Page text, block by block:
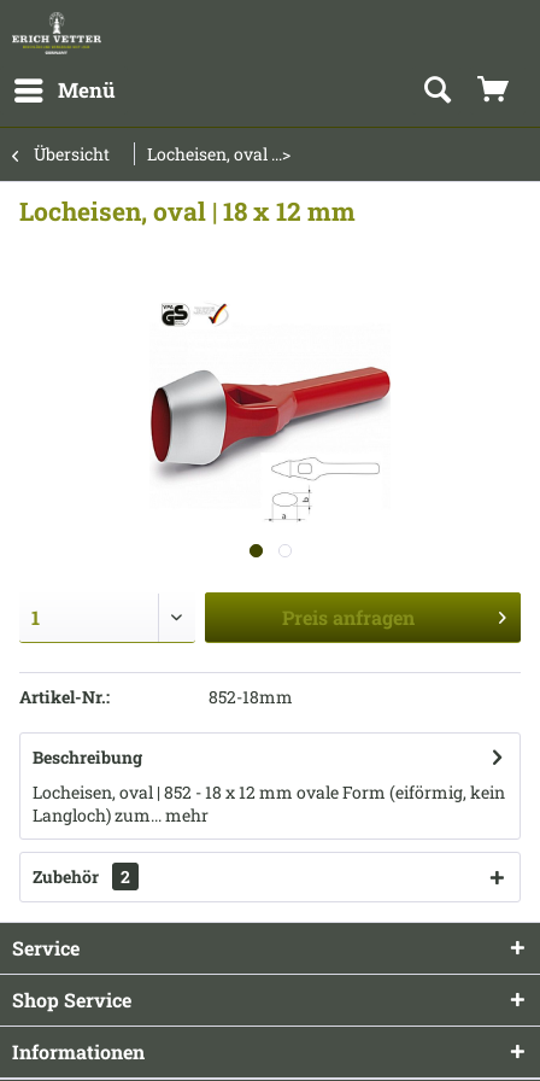
Menü
Übersicht Locheisen, oval ...>
Locheisen, oval | 18 x 12 mm
Preis anfragen
Artikel-Nr.: 852-18mm
Beschreibung
Locheisen, oval | 852 - 18 x 12 mm ovale Form (eiförmig, kein
Langloch) zum...mehr
Zubehör 2
Service
Shop Service
Informationen